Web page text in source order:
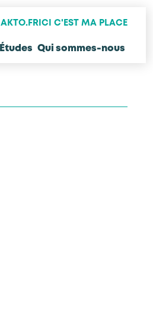
AKTO.FR ICI C'EST MA PLACE
Études Qui sommes-nous